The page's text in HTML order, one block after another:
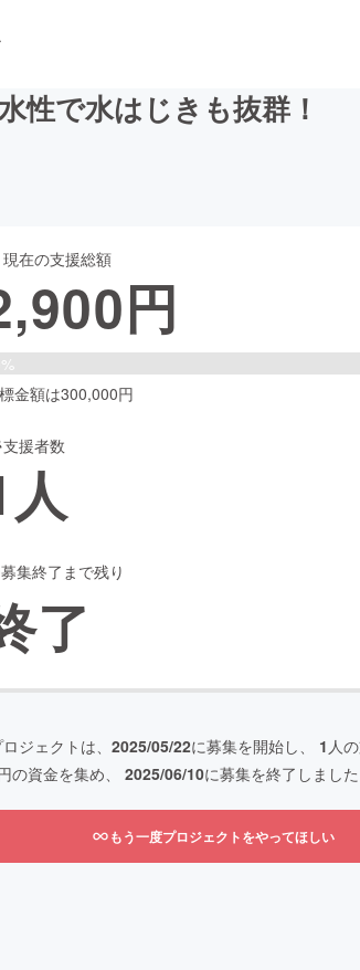
ンス
ルスケア
性で水はじきも抜群！
現在の支援総額
円
金額は300,000円
支援者数
人
募集終了まで残り
了
ジェクトは、 2025/05/22に募集を開始し、 1 人
の資金を集め、 2025/06/10に募集を終了しました
もう一度プロジェクトをやってほしい